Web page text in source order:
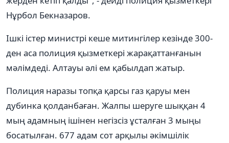
Нұрбол Бекназаров.
Ішкі істер министрі кеше митингілер кезінде 300-
ден аса полиция қызметкері жарақаттанғанын
мәлімдеді. Алтауы әлі ем қабылдап жатыр.
Полиция наразы топқа қарсы газ қаруы мен
дубинка қолданбаған. Жалпы шеруге шыққан 4
мың адамның ішінен негізсіз ұсталған 3 мыңы
босатылған. 677 адам сот арқылы әкімшілік